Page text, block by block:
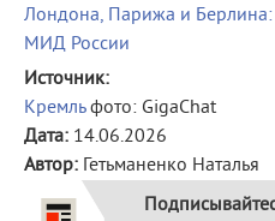
Лондона, Парижа и Берлина:
МИД России
Источник:
Кремльфото: GigaChat
Дата: 14.06.2026
Автор: Гетьманенко Наталья